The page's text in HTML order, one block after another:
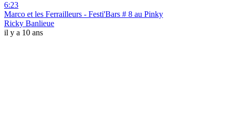
6:23
Marco et les Ferrailleurs - Festi'Bars # 8 au Pinky
Ricky Banlieue
il y a 10 ans